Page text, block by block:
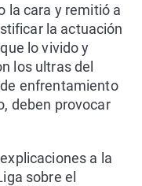
la cara y remitió a
la actuación
lo vivido y
los ultras del
enfrentamiento
deben provocar
a la
sobre el